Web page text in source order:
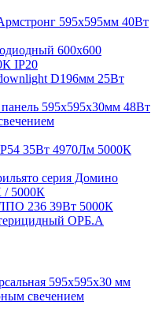
595х595мм 40Вт
600х600
IP20
D196мм 25Вт
595х595х30мм 48Вт
35Вт 4970Лм 5000К
серия Домино
/ 5000К
236 39Вт 5000К
ОРБ.А
595х595х30 мм
свечением